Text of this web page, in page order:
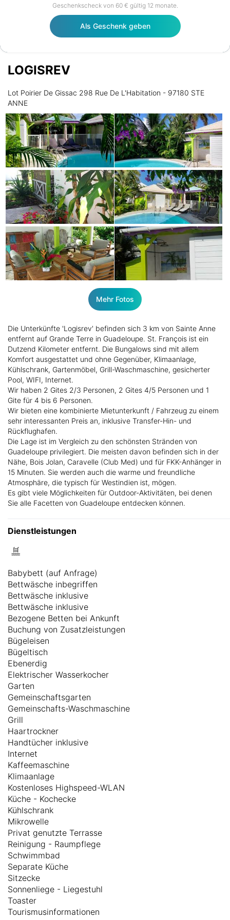
Geschenkscheck von 60 € gültig 12 monate.
Als Geschenk geben
LOGISREV
Lot Poirier De Gissac 298 Rue De L'Habitation - 97180 STE
ANNE
Mehr Fotos
Die Unterkünfte 'Logisrev' befinden sich 3 km von Sainte Anne
entfernt auf Grande Terre in Guadeloupe. St. François ist ein
Dutzend Kilometer entfernt. Die Bungalows sind mit allem
Komfort ausgestattet und ohne Gegenüber, Klimaanlage,
Kühlschrank, Gartenmöbel, Grill-Waschmaschine, gesicherter
Pool, WIFI, Internet.
Wir haben 2 Gites 2/3 Personen, 2 Gites 4/5 Personen und 1
Gite für 4 bis 6 Personen.
Wir bieten eine kombinierte Mietunterkunft / Fahrzeug zu einem
sehr interessanten Preis an, inklusive Transfer-Hin- und
Rückflughafen.
Die Lage ist im Vergleich zu den schönsten Stränden von
Guadeloupe privilegiert. Die meisten davon befinden sich in der
Nähe, Bois Jolan, Caravelle (Club Med) und für FKK-Anhänger in
15 Minuten. Sie werden auch die warme und freundliche
Atmosphäre, die typisch für Westindien ist, mögen.
Es gibt viele Möglichkeiten für Outdoor-Aktivitäten, bei denen
Sie alle Facetten von Guadeloupe entdecken können.
Dienstleistungen
Babybett (auf Anfrage)
Bettwäsche inbegriffen
Bettwäsche inklusive
Bettwäsche inklusive
Bezogene Betten bei Ankunft
Buchung von Zusatzleistungen
Bügeleisen
Bügeltisch
Ebenerdig
Elektrischer Wasserkocher
Garten
Gemeinschaftsgarten
Gemeinschafts-Waschmaschine
Grill
Haartrockner
Handtücher inklusive
Internet
Kaffeemaschine
Klimaanlage
Kostenloses Highspeed-WLAN
Küche - Kochecke
Kühlschrank
Mikrowelle
Privat genutzte Terrasse
Reinigung - Raumpflege
Schwimmbad
Separate Küche
Sitzecke
Sonnenliege - Liegestuhl
Toaster
Tourismusinformationen